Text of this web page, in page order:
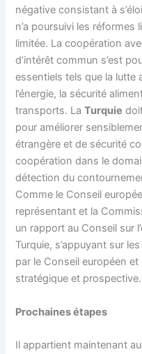
négative consistant à
n’a poursuivi les réformes
limitée. La coopération
d’intérêt commun s’est
essentiels tels que la lutte
l’énergie, la sécurité
transports. LaTurquie
pour améliorer
étrangère et de sécurité
coopération dans le
détection du
Comme le Conseil
représentant et la
un rapport au Conseil sur
Turquie, s’appuyant sur
par le Conseil européen
stratégique et prospective.
Prochaines étapes
Il appartient maintenant